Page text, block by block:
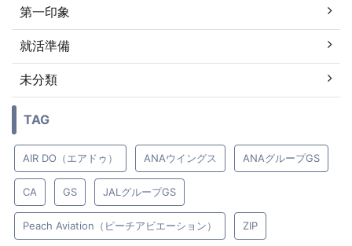
第一印象
就活準備
未分類
TAG
AIR DO（エアドゥ） ANAウイングス ANAグループGS
CA GS JALグループGS
Peach Aviation（ピーチアビエーション） ZIP